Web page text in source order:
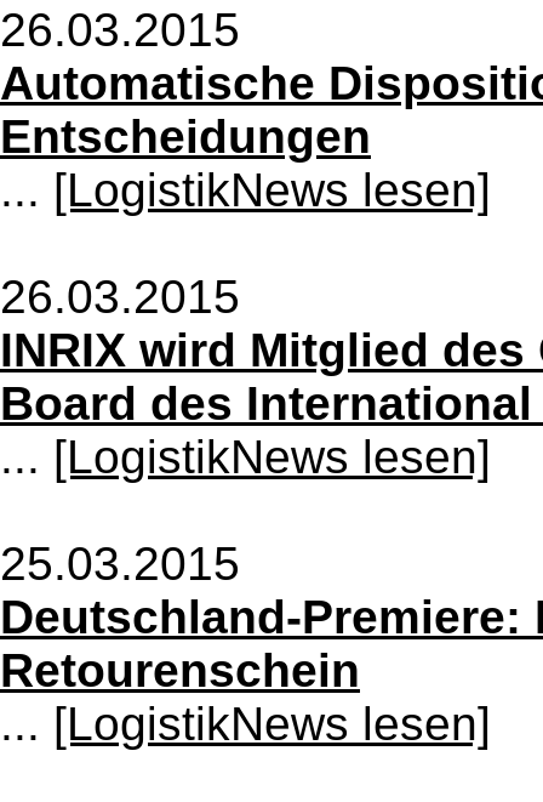
26.03.2015
Automatische
Entscheidungen
... [LogistikNews lesen]
26.03.2015
INRIX wird Mitglied
Board des
... [LogistikNews lesen]
25.03.2015
Deutschland-
Retourenschein
... [LogistikNews lesen]